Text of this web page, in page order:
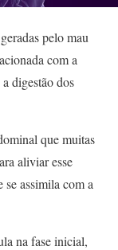
pelo mau
com a
digestão dos
que muitas
aliviar esse
se assimila com a
na fase inicial,